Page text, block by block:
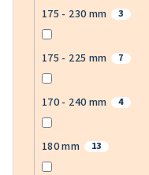
175 - 230 mm 3
175 - 225 mm 7
170 - 240 mm 4
180 mm 13